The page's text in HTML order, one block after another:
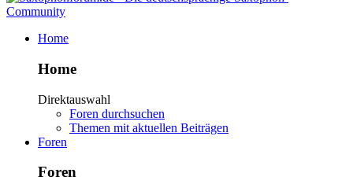
Home
Home
Direktauswahl
Foren durchsuchen
Themen mit aktuellen Beiträgen
Foren
Foren